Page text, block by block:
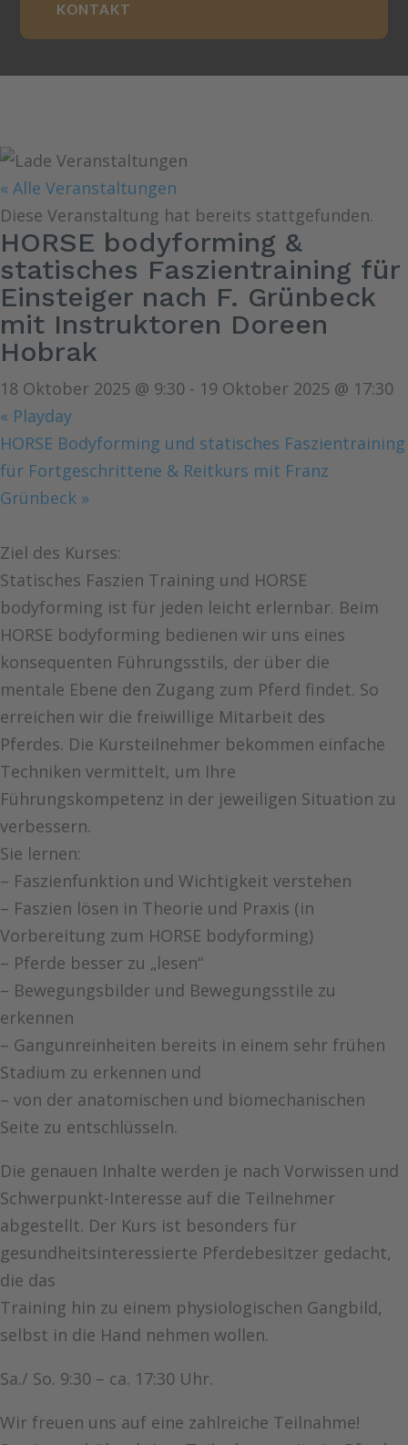
KONTAKT
« Alle Veranstaltungen
Diese Veranstaltung hat bereits stattgefunden.
HORSE bodyforming &
statisches Faszientraining für
Einsteiger nach F. Grünbeck
mit Instruktoren Doreen
Hobrak
18 Oktober 2025 @ 9:30 - 19 Oktober 2025 @ 17:30
« Playday
HORSE Bodyforming und statisches Faszientraining
für Fortgeschrittene & Reitkurs mit Franz
Grünbeck »
Ziel des Kurses:
Statisches Faszien Training und HORSE
bodyforming ist für jeden leicht erlernbar. Beim
HORSE bodyforming bedienen wir uns eines
konsequenten Führungsstils, der über die
mentale Ebene den Zugang zum Pferd findet. So
erreichen wir die freiwillige Mitarbeit des
Pferdes. Die Kursteilnehmer bekommen einfache
Techniken vermittelt, um Ihre
Führungskompetenz in der jeweiligen Situation zu
verbessern.
Sie lernen:
– Faszienfunktion und Wichtigkeit verstehen
– Faszien lösen in Theorie und Praxis (in
Vorbereitung zum HORSE bodyforming)
– Pferde besser zu „lesen“
– Bewegungsbilder und Bewegungsstile zu
erkennen
– Gangunreinheiten bereits in einem sehr frühen
Stadium zu erkennen und
– von der anatomischen und biomechanischen
Seite zu entschlüsseln.
Die genauen Inhalte werden je nach Vorwissen und
Schwerpunkt-Interesse auf die Teilnehmer
abgestellt. Der Kurs ist besonders für
gesundheitsinteressierte Pferdebesitzer gedacht,
die das
Training hin zu einem physiologischen Gangbild,
selbst in die Hand nehmen wollen.
Sa./ So. 9:30 – ca. 17:30 Uhr.
Wir freuen uns auf eine zahlreiche Teilnahme!